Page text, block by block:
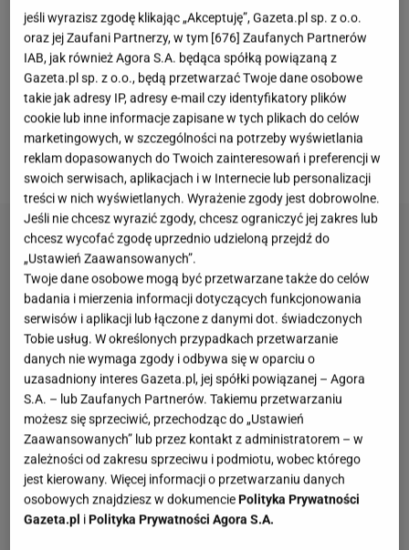
Ellen DeGeneresjuż od kilkunastu lat prowadzi jeden
z najpopularniejszych talk-show za oceanem. Tym
razem jej gościem była nestorka rodu Kardashianów,
Kris Jenner. Celebrytka wzięła udział w "Burning
Questions" - zabawie, w której gwiazdy bez
namyślenia odpowiadają na serie szybkich pytań.
jeśli wyrazisz zgodę klikając „Akceptuję”, Gazeta.pl sp. z o.o.
oraz jej Zaufani Partnerzy, w tym [676] Zaufanych Partnerów
IAB, jak również Agora S.A. będąca spółką powiązaną z
Gazeta.pl sp. z o.o., będą przetwarzać Twoje dane osobowe
takie jak adresy IP, adresy e-mail czy identyfikatory plików
cookie lub inne informacje zapisane w tych plikach do celów
marketingowych, w szczególności na potrzeby wyświetlania
reklam dopasowanych do Twoich zainteresowań i preferencji w
swoich serwisach, aplikacjach i w Internecie lub personalizacji
treści w nich wyświetlanych. Wyrażenie zgody jest dobrowolne.
Jeśli nie chcesz wyrazić zgody, chcesz ograniczyć jej zakres lub
chcesz wycofać zgodę uprzednio udzieloną przejdź do
„Ustawień Zaawansowanych”.
Twoje dane osobowe mogą być przetwarzane także do celów
badania i mierzenia informacji dotyczących funkcjonowania
serwisów i aplikacji lub łączone z danymi dot. świadczonych
Tobie usług. W określonych przypadkach przetwarzanie
danych nie wymaga zgody i odbywa się w oparciu o
uzasadniony interes Gazeta.pl, jej spółki powiązanej – Agora
S.A. – lub Zaufanych Partnerów. Takiemu przetwarzaniu
możesz się sprzeciwić, przechodząc do „Ustawień
Zaawansowanych” lub przez kontakt z administratorem – w
zależności od zakresu sprzeciwu i podmiotu, wobec którego
jest kierowany. Więcej informacji o przetwarzaniu danych
osobowych znajdziesz w dokumenciePolityka Prywatności
Gazeta.pl iPolityka Prywatności Agora S.A.